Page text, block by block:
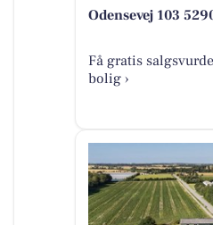
Odensevej 103
Få gratis
bolig ›